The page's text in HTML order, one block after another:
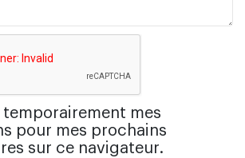
temporairement mes
pour mes prochains
sur ce navigateur.